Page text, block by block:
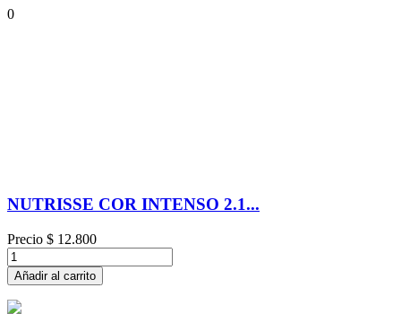
0
NUTRISSE COR INTENSO 2.1...
Precio $ 12.800
Añadir al carrito